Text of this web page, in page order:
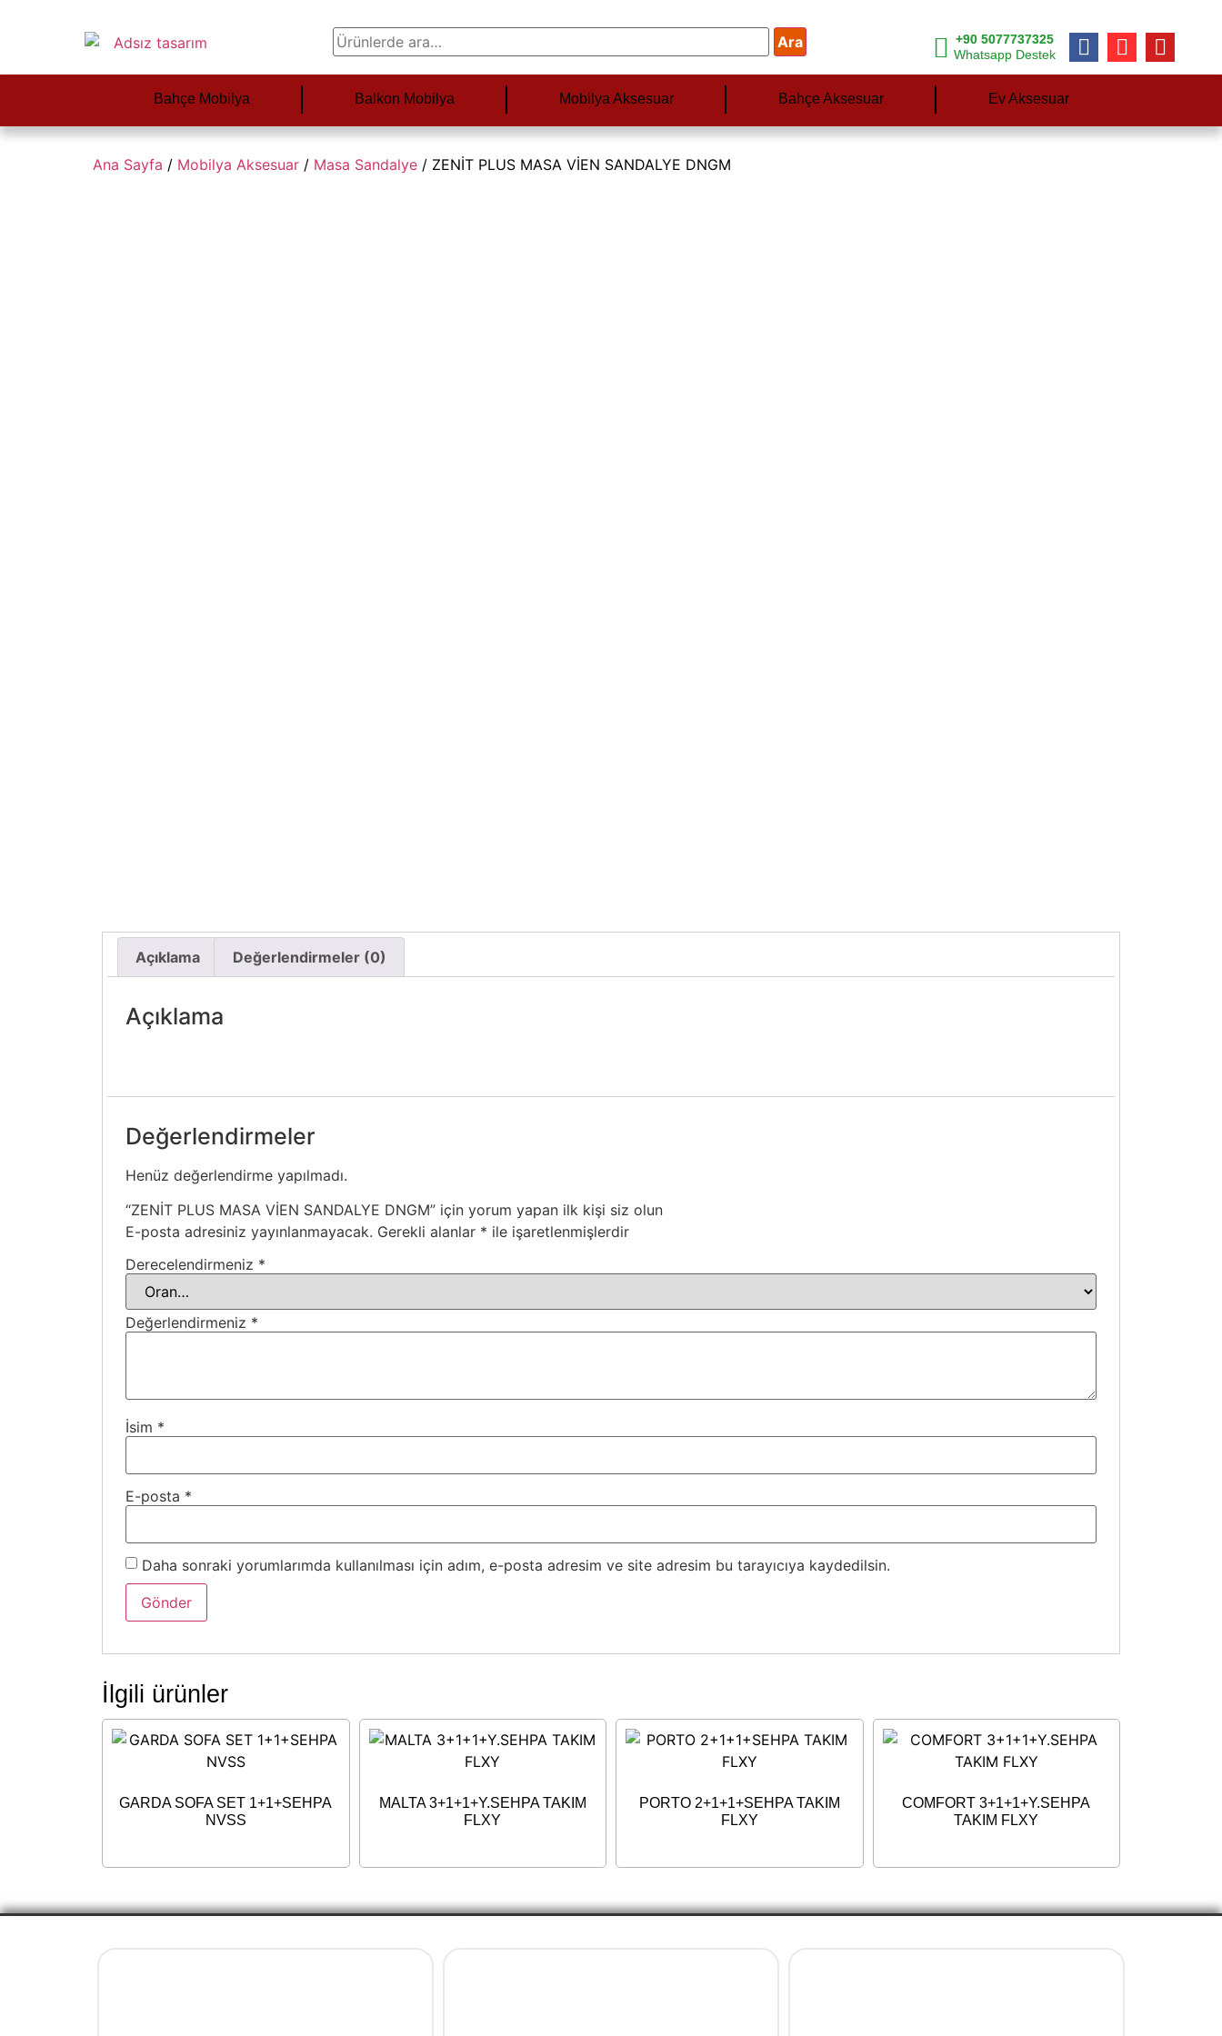
Ara
+90 5077737325
Whatsapp Destek
Bahçe Mobilya Balkon Mobilya Mobilya Aksesuar Bahçe Aksesuar Ev Aksesuar
Ana Sayfa / Mobilya Aksesuar / Masa Sandalye / ZENİT PLUS MASA VİEN SANDALYE DNGM
Açıklama Değerlendirmeler (0)
Açıklama
Değerlendirmeler
Henüz değerlendirme yapılmadı.
“ZENİT PLUS MASA VİEN SANDALYE DNGM” için yorum yapan ilk kişi siz olun
E-posta adresiniz yayınlanmayacak. Gerekli alanlar * ile işaretlenmişlerdir
Derecelendirmeniz *
Değerlendirmeniz *
İsim *
E-posta *
Daha sonraki yorumlarımda kullanılması için adım, e-posta adresim ve site adresim bu tarayıcıya kaydedilsin.
İlgili ürünler
GARDA SOFA SET 1+1+SEHPA
NVSS
MALTA 3+1+1+Y.SEHPA TAKIM
FLXY
PORTO 2+1+1+SEHPA TAKIM
FLXY
COMFORT 3+1+1+Y.SEHPA
TAKIM FLXY